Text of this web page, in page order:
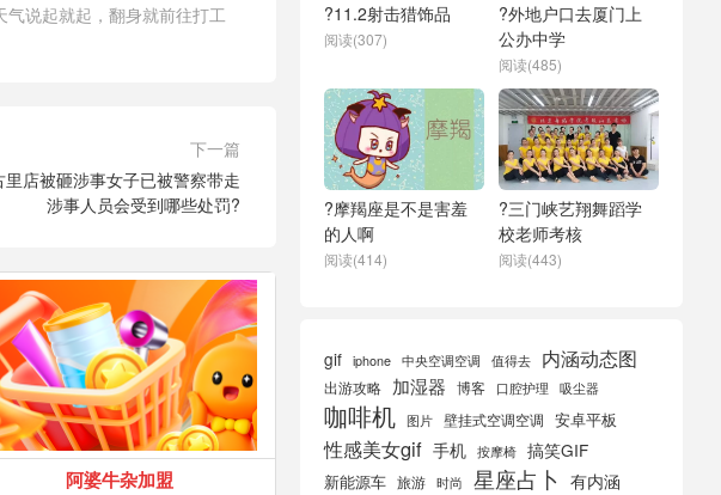
说起就起，翻身就前往打工
下一篇
里店被砸涉事女子已被警察带走
涉事人员会受到哪些处罚?
阿婆牛杂加盟
?11.2射击猎饰品
阅读(307)
?外地户口去厦门上
公办中学
阅读(485)
?摩羯座是不是害羞
的人啊
阅读(414)
?三门峡艺翔舞蹈学
校老师考核
阅读(443)
gif iphone 中央空调空调 值得去 内涵动态图
出游攻略 加湿器 博客 口腔护理 吸尘器
咖啡机 图片 壁挂式空调空调 安卓平板
性感美女gif 手机 按摩椅 搞笑GIF
新能源车 旅游 时尚 星座占卜 有内涵